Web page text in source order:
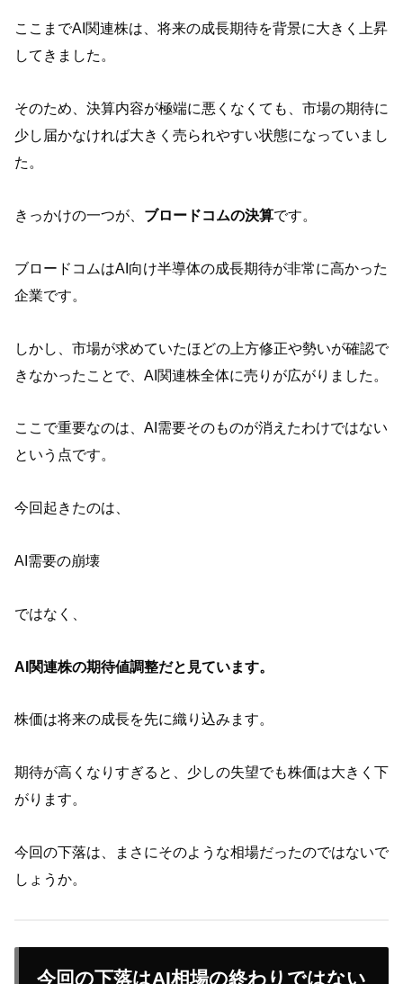
ここまでAI関連株は、将来の成長期待を背景に大きく上昇
してきました。
そのため、決算内容が極端に悪くなくても、市場の期待に
少し届かなければ大きく売られやすい状態になっていまし
た。
きっかけの一つが、 ブロードコムの決算です。
ブロードコムはAI向け半導体の成長期待が非常に高かった
企業です。
しかし、市場が求めていたほどの上方修正や勢いが確認で
きなかったことで、AI関連株全体に売りが広がりました。
ここで重要なのは、AI需要そのものが消えたわけではない
という点です。
今回起きたのは、
AI需要の崩壊
ではなく、
AI関連株の期待値調整だと見ています。
株価は将来の成長を先に織り込みます。
期待が高くなりすぎると、少しの失望でも株価は大きく下
がります。
今回の下落は、まさにそのような相場だったのではないで
しょうか。
今回の下落はAI相場の終わりではない